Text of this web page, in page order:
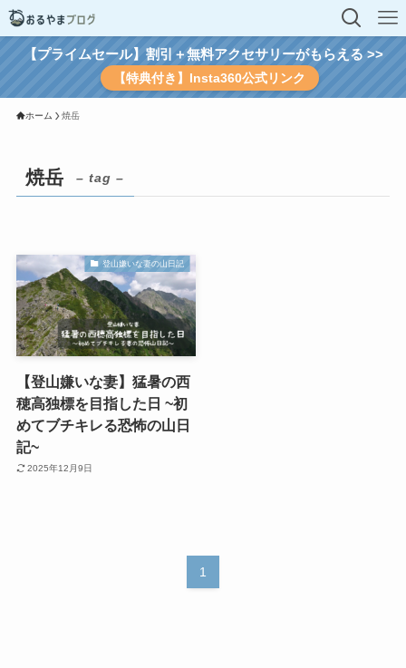
【プライムセール】割引＋無料アクセサリーがもらえる >>
【特典付き】Insta360公式リンク
ホーム 焼岳
焼岳 – tag –
登山嫌いな妻の山日記
【登山嫌いな妻】猛暑の西
穂高独標を目指した日 ~初
めてブチキレる恐怖の山日
記~
2025年12月9日
1